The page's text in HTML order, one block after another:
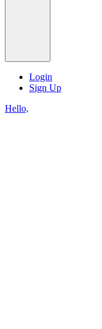
Login
Sign Up
Hello,